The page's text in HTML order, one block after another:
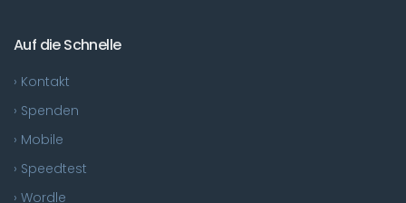
Auf die Schnelle
› Kontakt
› Spenden
› Mobile
› Speedtest
› Wordle